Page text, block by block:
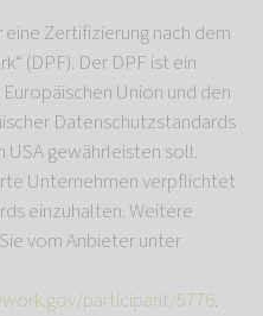
Zertifizierung nach dem
(DPF). Der DPF ist ein
Union und den
Datenschutzstandards
USA gewährleisten soll.
Unternehmen verpflichtet
einzuhalten. Weitere
vom Anbieter unter
participant/5776.